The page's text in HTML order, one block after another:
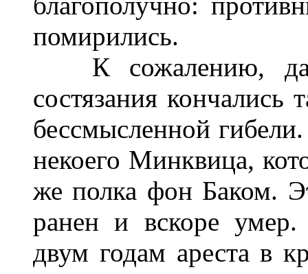
помирились.
К сожалению,
состязания кончались
бессмысленной
некоего Минквица,
же полка фон Баком.
ранен и вскоре
двум годам ареста в